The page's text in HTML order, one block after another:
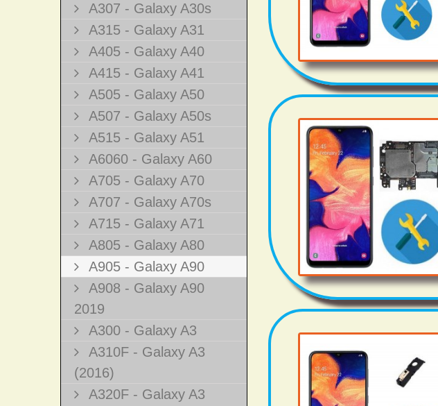
A307 - Galaxy A30s
A315 - Galaxy A31
A405 - Galaxy A40
A415 - Galaxy A41
A505 - Galaxy A50
A507 - Galaxy A50s
A515 - Galaxy A51
A6060 - Galaxy A60
A705 - Galaxy A70
A707 - Galaxy A70s
A715 - Galaxy A71
A805 - Galaxy A80
A905 - Galaxy A90
A908 - Galaxy A90
2019
A300 - Galaxy A3
A310F - Galaxy A3
(2016)
A320F - Galaxy A3